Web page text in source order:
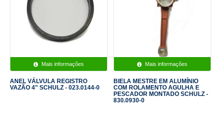
Mais informações
ANEL VÁLVULA REGISTRO
VAZÃO 4" SCHULZ - 023.0144-0
Mais informações
BIELA MESTRE EM ALUMÍNIO
COM ROLAMENTO AGULHA E
PESCADOR MONTADO SCHULZ -
830.0930-0